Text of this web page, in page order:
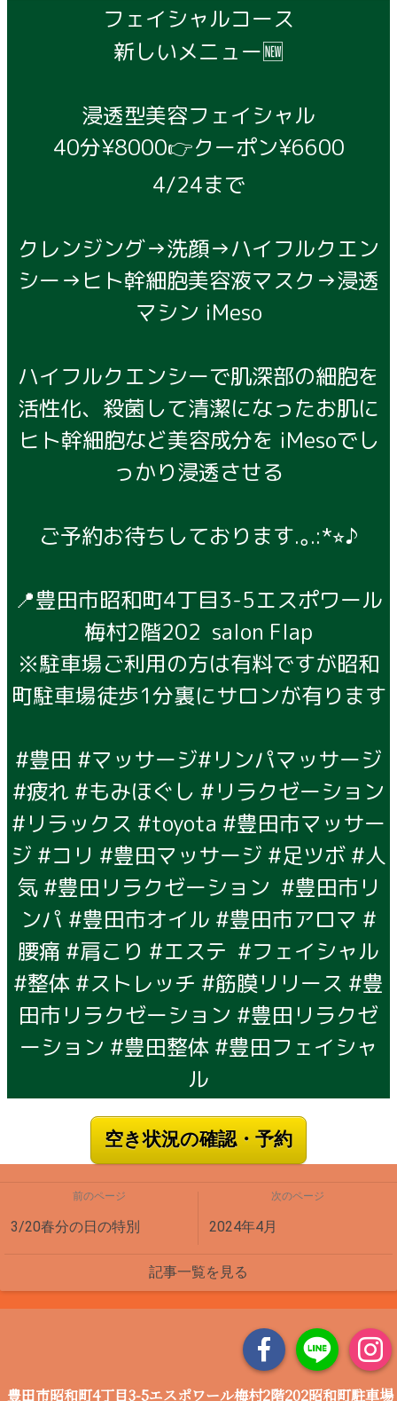
フェイシャルコース
新しいメニュー🆕
浸透型美容フェイシャル
40分¥8000👉クーポン¥6600
4/24まで
クレンジング→洗顔→ハイフルクエン
シー→ヒト幹細胞美容液マスク→浸透
マシン iMeso
ハイフルクエンシーで肌深部の細胞を
活性化、殺菌して清潔になったお肌に
ヒト幹細胞など美容成分を iMesoでし
っかり浸透させる
ご予約お待ちしております.｡.:*⭐︎♪
📍豊田市昭和町4丁目3-5エスポワール
梅村2階202 salon Flap
※駐車場ご利用の方は有料ですが昭和
町駐車場徒歩1分裏にサロンが有ります
#豊田 #マッサージ#リンパマッサージ
#疲れ #もみほぐし #リラクゼーション
#リラックス #toyota #豊田市マッサー
ジ #コリ #豊田マッサージ #足ツボ #人
気 #豊田リラクゼーション #豊田市リ
ンパ #豊田市オイル #豊田市アロマ #
腰痛 #肩こり #エステ #フェイシャル
#整体 #ストレッチ #筋膜リリース #豊
田市リラクゼーション #豊田リラクゼ
ーション #豊田整体 #豊田フェイシャ
ル
空き状況の確認・予約
前のページ
3/20春分の日の特別
次のページ
2024年4月
記事一覧を見る
豊田市昭和町4丁目3-5エスポワール梅村2階202昭和町駐車場